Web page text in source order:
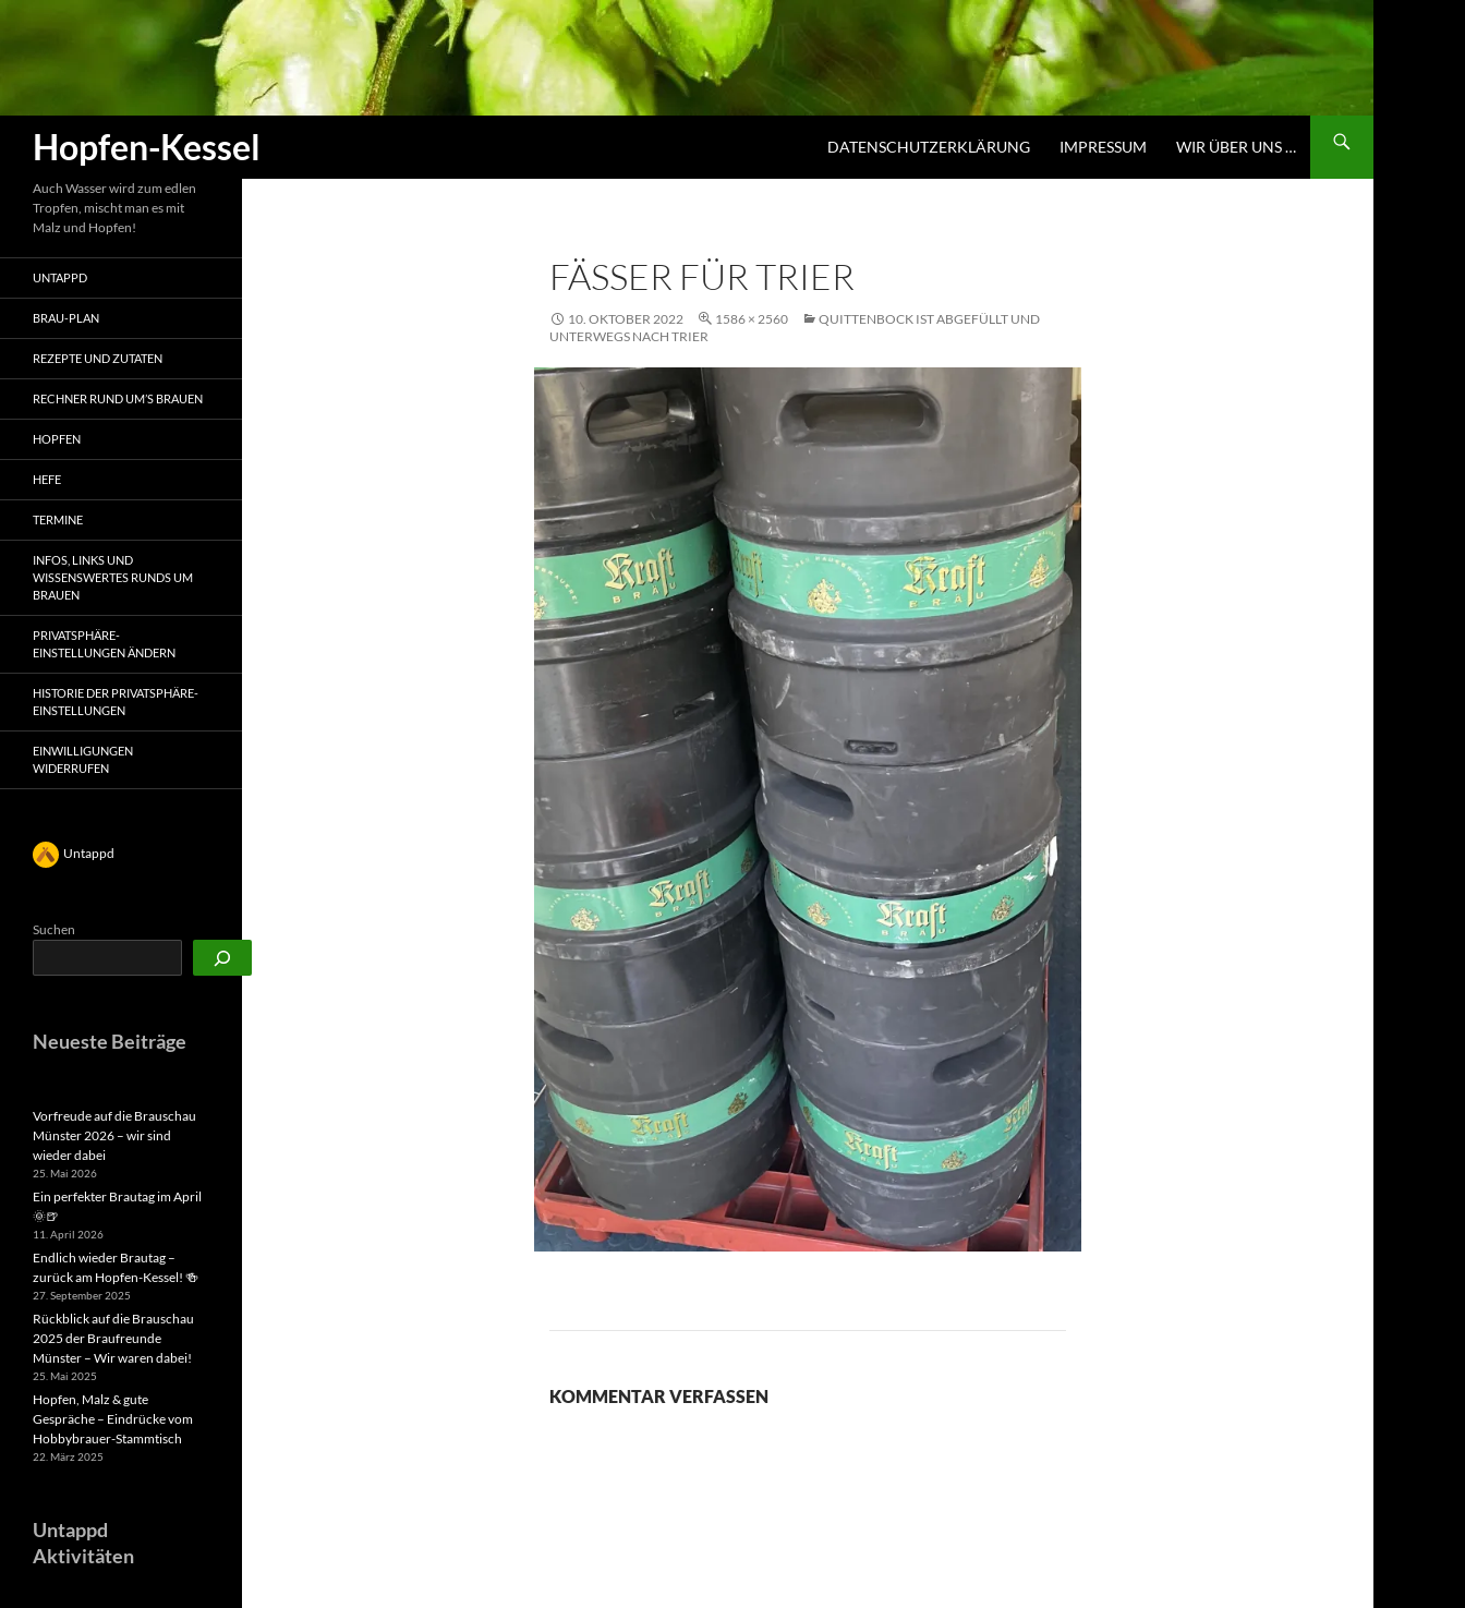
Hopfen-Kessel DATENSCHUTZERKLÄRUNG IMPRESSUM WIR ÜBER UNS …
FÄSSER FÜR TRIER
10. OKTOBER 2022 1586 × 2560
QUITTENBOCK IST ABGEFÜLLT UND
UNTERWEGS NACH TRIER
KOMMENTAR VERFASSEN
Auch Wasser wird zum edlen
Tropfen, mischt man es mit
Malz und Hopfen!
UNTAPPD
BRAU-PLAN
REZEPTE UND ZUTATEN
RECHNER RUND UM’S BRAUEN
HOPFEN
HEFE
TERMINE
INFOS, LINKS UND
WISSENSWERTES RUNDS UM
BRAUEN
PRIVATSPHÄRE-
EINSTELLUNGEN ÄNDERN
HISTORIE DER PRIVATSPHÄRE-
EINSTELLUNGEN
EINWILLIGUNGEN
WIDERRUFEN
Untappd
Suchen
Neueste Beiträge
Vorfreude auf die Brauschau
Münster 2026 – wir sind
wieder dabei
25. Mai 2026
Ein perfekter Brautag im April
🌞🍺
11. April 2026
Endlich wieder Brautag –
zurück am Hopfen-Kessel! 🍻
27. September 2025
Rückblick auf die Brauschau
2025 der Braufreunde
Münster – Wir waren dabei!
25. Mai 2025
Hopfen, Malz & gute
Gespräche – Eindrücke vom
Hobbybrauer-Stammtisch
22. März 2025
Untappd
Aktivitäten